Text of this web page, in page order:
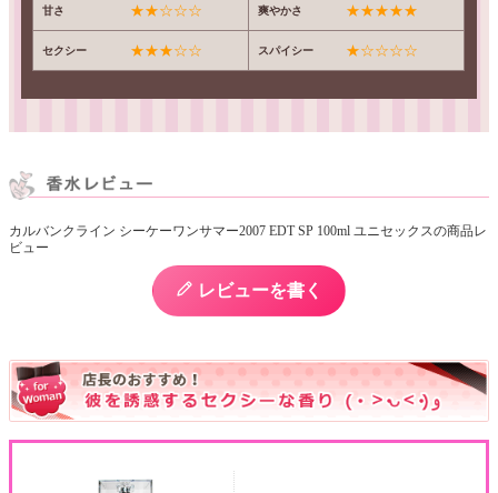
甘さ ★★☆☆☆ 爽やかさ ★★★★★
セクシー ★★★☆☆ スパイシー ★☆☆☆☆
カルバンクライン シーケーワンサマー2007 EDT SP 100ml ユニセックスの商品レ
ビュー
レビューを書く